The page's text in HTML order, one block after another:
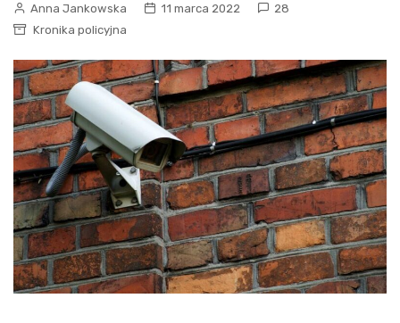
Anna Jankowska 11 marca 2022
28
Kronika policyjna